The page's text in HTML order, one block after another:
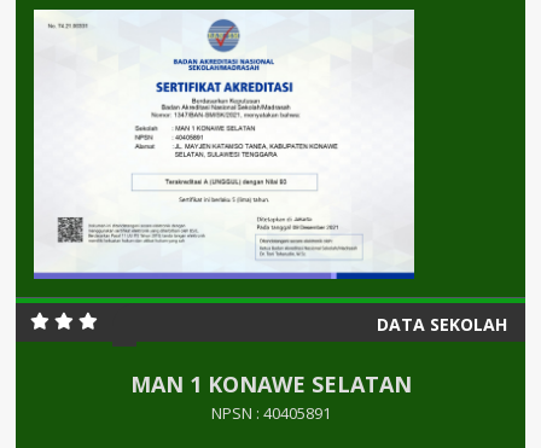
DATA SEKOLAH
MAN 1 KONAWE SELATAN
NPSN : 40405891